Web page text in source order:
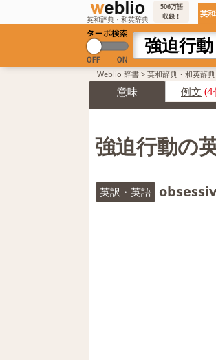
英和辞典・和英辞典
506万語
収録！
英
Weblio 辞書 > 英和辞典・和英辞典
意味 例文 (4
強迫行動の
英訳・英語